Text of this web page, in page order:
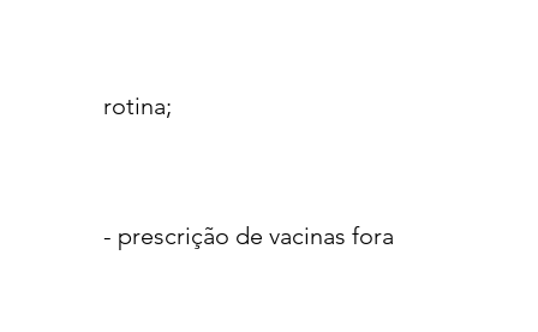
rotina;
- prescrição de vacinas fora